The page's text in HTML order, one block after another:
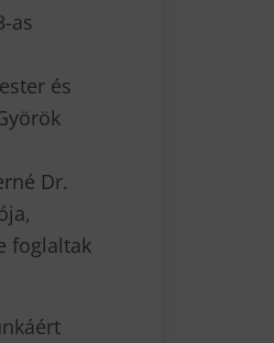
as
és
Dr.
foglaltak